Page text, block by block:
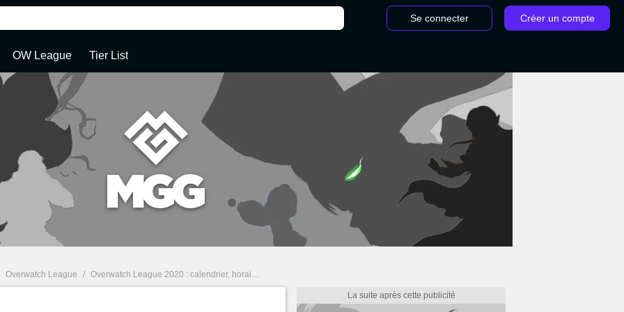
Se connecter Créer un compte
OW League Tier List
Overwatch League / Overwatch League 2020 : calendrier, horaires, résultats, suivi et classement